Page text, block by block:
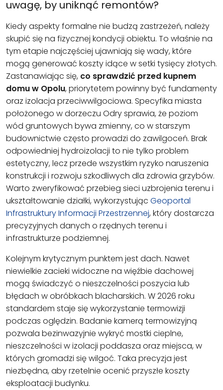
uwagę, by uniknąć remontów?
Kiedy aspekty formalne nie budzą zastrzeżeń, należy
skupić się na fizycznej kondycji obiektu. To właśnie na
tym etapie najczęściej ujawniają się wady, które
mogą generować koszty idące w setki tysięcy złotych.
Zastanawiając się, co sprawdzić przed kupnem
domu w Opolu, priorytetem powinny być fundamenty
oraz izolacja przeciwwilgociowa. Specyfika miasta
położonego w dorzeczu Odry sprawia, że poziom
wód gruntowych bywa zmienny, co w starszym
budownictwie często prowadzi do zawilgoceń. Brak
odpowiedniej hydroizolacji to nie tylko problem
estetyczny, lecz przede wszystkim ryzyko naruszenia
konstrukcji i rozwoju szkodliwych dla zdrowia grzybów.
Warto zweryfikować przebieg sieci uzbrojenia terenu i
ukształtowanie działki, wykorzystując Geoportal
Infrastruktury Informacji Przestrzennej, który dostarcza
precyzyjnych danych o rzędnych terenu i
infrastrukturze podziemnej.
Kolejnym krytycznym punktem jest dach. Nawet
niewielkie zacieki widoczne na więźbie dachowej
mogą świadczyć o nieszczelności poszycia lub
błędach w obróbkach blacharskich. W 2026 roku
standardem staje się wykorzystanie termowizji
podczas oględzin. Badanie kamerą termowizyjną
pozwala bezinwazyjnie wykryć mostki cieplne,
nieszczelności w izolacji poddasza oraz miejsca, w
których gromadzi się wilgoć. Taka precyzja jest
niezbędna, aby rzetelnie ocenić przyszłe koszty
eksploatacji budynku.